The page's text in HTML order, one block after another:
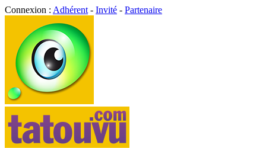
Connexion : Adhérent - Invité - Partenaire